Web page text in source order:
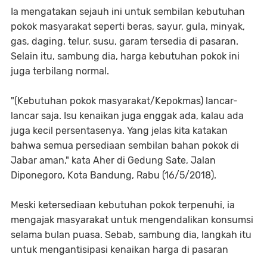
Ia mengatakan sejauh ini untuk sembilan kebutuhan
pokok masyarakat seperti beras, sayur, gula, minyak,
gas, daging, telur, susu, garam tersedia di pasaran.
Selain itu, sambung dia, harga kebutuhan pokok ini
juga terbilang normal.
"(Kebutuhan pokok masyarakat/Kepokmas) lancar-
lancar saja. Isu kenaikan juga enggak ada, kalau ada
juga kecil persentasenya. Yang jelas kita katakan
bahwa semua persediaan sembilan bahan pokok di
Jabar aman," kata Aher di Gedung Sate, Jalan
Diponegoro, Kota Bandung, Rabu (16/5/2018).
Meski ketersediaan kebutuhan pokok terpenuhi, ia
mengajak masyarakat untuk mengendalikan konsumsi
selama bulan puasa. Sebab, sambung dia, langkah itu
untuk mengantisipasi kenaikan harga di pasaran